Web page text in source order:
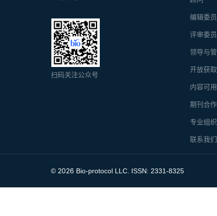
编辑委
评审委
领导与
开放获
内容可
期刊合
专业组
联系我们
扫码关注公众号
© 2026 Bio-protocol LLC. ISSN: 2331-8325